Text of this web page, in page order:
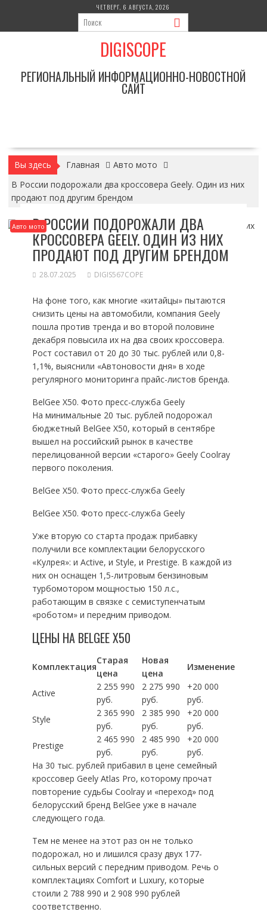
содержимому
ЧЕТВЕРГ, 6 АВГУСТА, 2026
DIGISCOPE
РЕГИОНАЛЬНЫЙ ИНФОРМАЦИОННО-НОВОСТНОЙ
САЙТ
Вы здесь Главная
Авто мото
В России подорожали два кроссовера Geely. Один из них
продают под другим брендом
Авто мотоВ РОССИИ ПОДОРОЖАЛИ ДВА
КРОССОВЕРА GEELY. ОДИН ИЗ НИХ
ПРОДАЮТ ПОД ДРУГИМ БРЕНДОМ
28.07.2025 DIGIS567COPE
На фоне того, как многие «китайцы» пытаются
снизить цены на автомобили, компания Geely
пошла против тренда и во второй половине
декабря повысила их на два своих кроссовера.
Рост составил от 20 до 30 тыс. рублей или 0,8-
1,1%, выяснили «Автоновости дня» в ходе
регулярного мониторинга прайс-листов бренда.
BelGee X50. Фото пресс-служба Geely
На минимальные 20 тыс. рублей подорожал
бюджетный BelGee X50, который в сентябре
вышел на российский рынок в качестве
перелицованной версии «старого» Geely Coolray
первого поколения.
BelGee X50. Фото пресс-служба Geely
BelGee X50. Фото пресс-служба Geely
Уже вторую со старта продаж прибавку
получили все комплектации белорусского
«Кулрея»: и Active, и Style, и Prestige. В каждой из
них он оснащен 1,5-литровым бензиновым
турбомотором мощностью 150 л.с.,
работающим в связке с семиступенчатым
«роботом» и передним приводом.
ЦЕНЫ НА BELGEE X50
Комплектация
Старая
цена
Новая
цена
Изменение
Active
2 255 990
руб.
2 275 990
руб.
+20 000
руб.
Style
2 365 990
руб.
2 385 990
руб.
+20 000
руб.
Prestige
2 465 990
руб.
2 485 990
руб.
+20 000
руб.
На 30 тыс. рублей прибавил в цене семейный
кроссовер Geely Atlas Pro, которому прочат
повторение судьбы Coolray и «переход» под
белорусский бренд BelGee уже в начале
следующего года.
Тем не менее на этот раз он не только
подорожал, но и лишился сразу двух 177-
сильных версий с передним приводом. Речь о
комплектациях Comfort и Luxury, которые
стоили 2 788 990 и 2 908 990 рублей
соответственно.